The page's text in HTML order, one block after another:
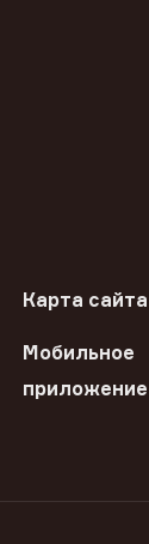
Карта сайта
Мобильное
приложение